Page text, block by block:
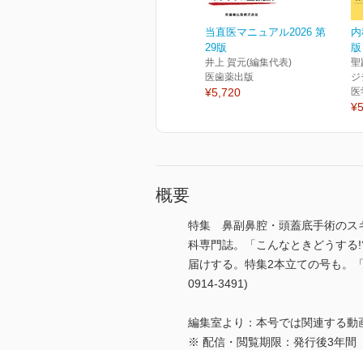
当直医マニュアル2026 第
29版
井上 賀元(編集代表)
医歯薬出版
¥5,720
版
聖
ジ
概要
特集 鼻副鼻腔・頭蓋底手術のス
科専門誌。「こんなときどうす
届けする。特集2本立ての号も。
0914-3491)
編集室より：本号では関連する
※ 配信・閲覧期限：発行後3年間